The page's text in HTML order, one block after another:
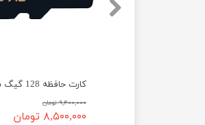
۹,۴۰۰,۰۰۰ تومان
۸,۵۰۰,۰۰۰ تومان